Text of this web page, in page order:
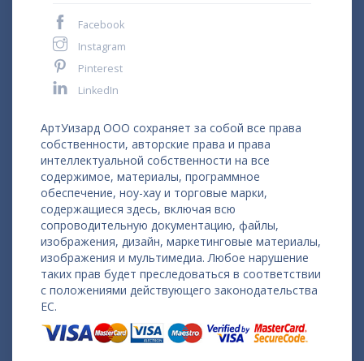
Facebook
Instagram
Pinterest
LinkedIn
АртУизард ООО сохраняет за собой все права
собственности, авторские права и права
интеллектуальной собственности на все
содержимое, материалы, программное
обеспечение, ноу-хау и торговые марки,
содержащиеся здесь, включая всю
сопроводительную документацию, файлы,
изображения, дизайн, маркетинговые материалы,
изображения и мультимедиа. Любое нарушение
таких прав будет преследоваться в соответствии
с положениями действующего законодательства
ЕС.